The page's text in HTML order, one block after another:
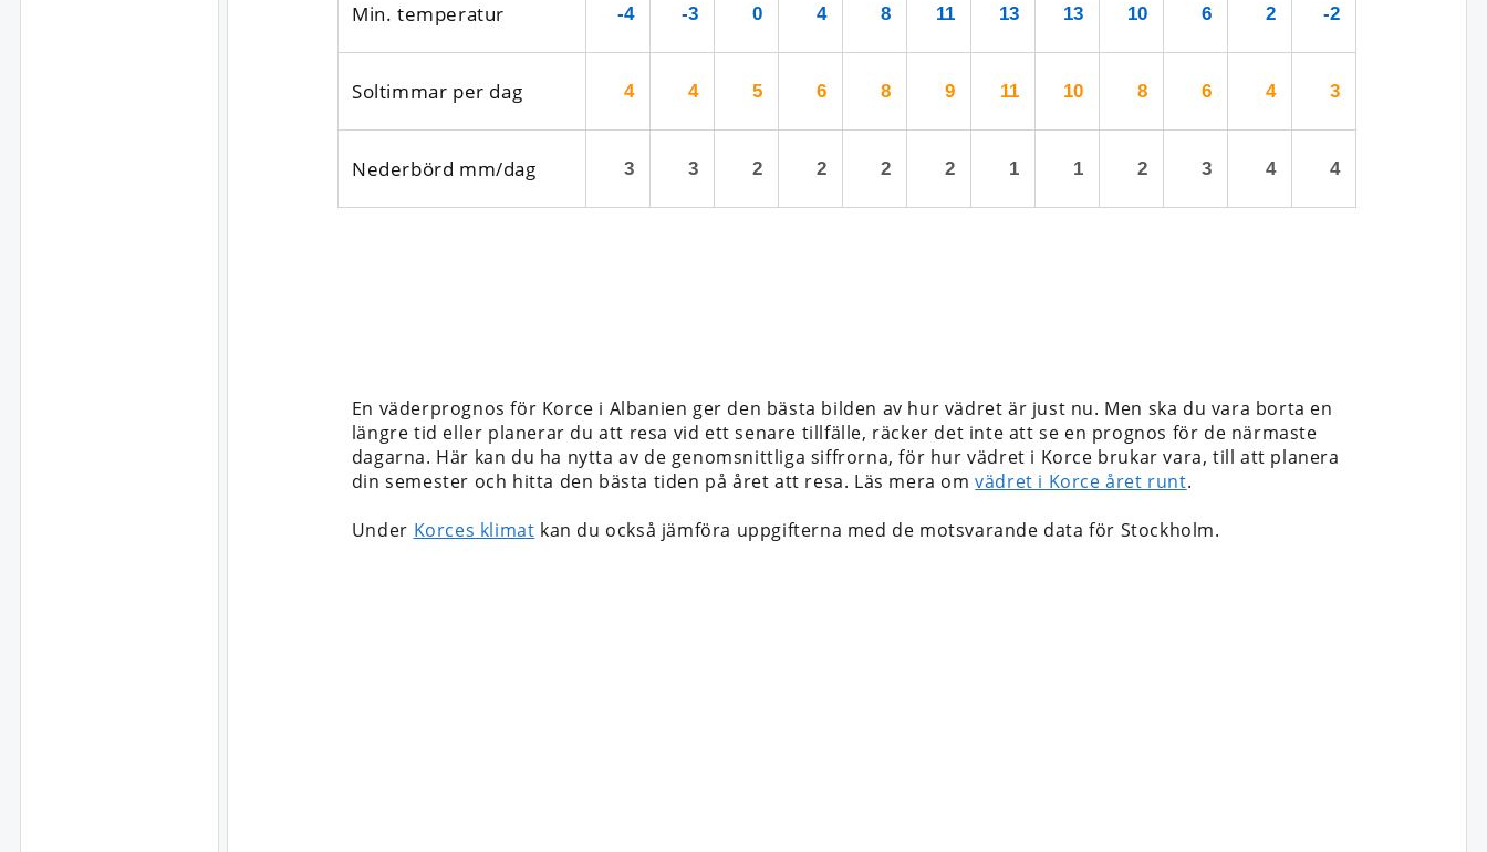
Min. temperatur
Soltimmar per dag
Nederbörd mm/dag
-4
4
3
-3
4
3
0
5
2
4
6
2
8
8
2
11
9
2
13
11
1
13
10
1
10
8
2
6
6
3
2
4
4
-2
3
4
En väderprognos för Korce i Albanien ger den bästa bilden av hur vädret är just nu. Men ska du vara borta en
längre tid eller planerar du att resa vid ett senare tillfälle, räcker det inte att se en prognos för de närmaste
dagarna. Här kan du ha nytta av de genomsnittliga siffrorna, för hur vädret i Korce brukar vara, till att planera
din semester och hitta den bästa tiden på året att resa. Läs mera omvädret i Korce året runt.
Under Korces klimat kan du också jämföra uppgifterna med de motsvarande data för Stockholm.